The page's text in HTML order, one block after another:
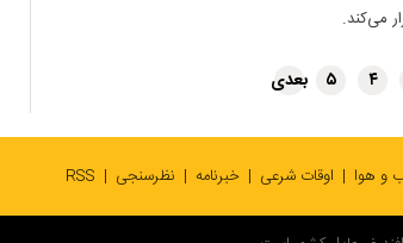
می‌کند.
۴ ۵ بعدی
و هوا اوقات شرعی خبرنامه نظرسنجی RSS